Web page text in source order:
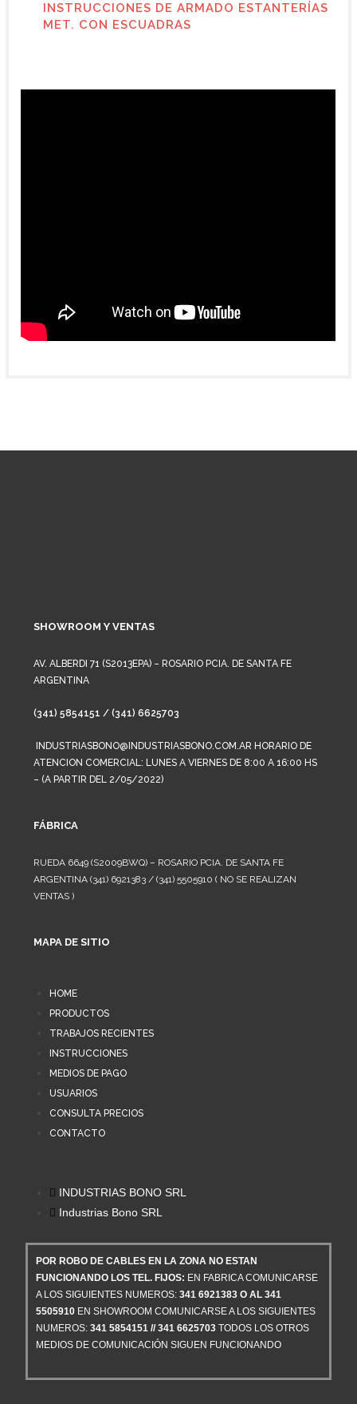
INSTRUCCIONES DE ARMADO ESTANTERÍAS
MET. CON ESCUADRAS
SHOWROOM Y VENTAS
AV. ALBERDI 71 (S2013EPA) – ROSARIO PCIA. DE SANTA FE
ARGENTINA
(341) 5854151 / (341) 6625703
INDUSTRIASBONO@INDUSTRIASBONO.COM.AR HORARIO DE
ATENCION COMERCIAL: LUNES A VIERNES DE 8:00 A 16:00 HS
– (A PARTIR DEL 2/05/2022)
FÁBRICA
RUEDA 6649 (S2009BWQ) – ROSARIO PCIA. DE SANTA FE
ARGENTINA (341) 6921383 / (341) 5505910 ( NO SE REALIZAN
VENTAS )
MAPA DE SITIO
HOME
PRODUCTOS
TRABAJOS RECIENTES
INSTRUCCIONES
MEDIOS DE PAGO
USUARIOS
CONSULTA PRECIOS
CONTACTO
INDUSTRIAS BONO SRL
Industrias Bono SRL
POR ROBO DE CABLES EN LA ZONA NO ESTAN
FUNCIONANDO LOS TEL. FIJOS: EN FABRICA COMUNICARSE
A LOS SIGUIENTES NUMEROS: 341 6921383 O AL 341
5505910 EN SHOWROOM COMUNICARSE A LOS SIGUIENTES
NUMEROS: 341 5854151 // 341 6625703 TODOS LOS OTROS
MEDIOS DE COMUNICACIÓN SIGUEN FUNCIONANDO